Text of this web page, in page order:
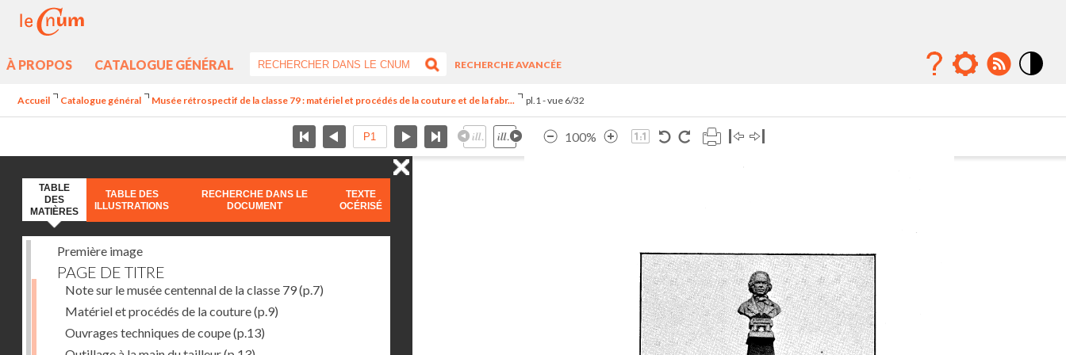
À PROPOS CATALOGUE GÉNÉRAL
RECHERCHE AVANCÉE
Accueil Catalogue général Musée rétrospectif de la classe 79 : matériel et procédés de la couture et de la fabr... pl.1 - vue 6/32
100%
TABLE
DES
MATIÈRES
TABLE DES
ILLUSTRATIONS
RECHERCHE DANS LE
DOCUMENT
TEXTE
OCÉRISÉ
Première image
PAGE DE TITRE
Note sur le musée centennal de la classe 79(p.7)
Matériel et procédés de la couture(p.9)
Ouvrages techniques de coupe(p.13)